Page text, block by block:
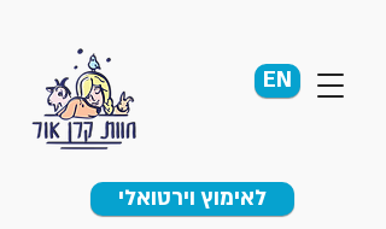
לאימוץ וירטואלי
EN